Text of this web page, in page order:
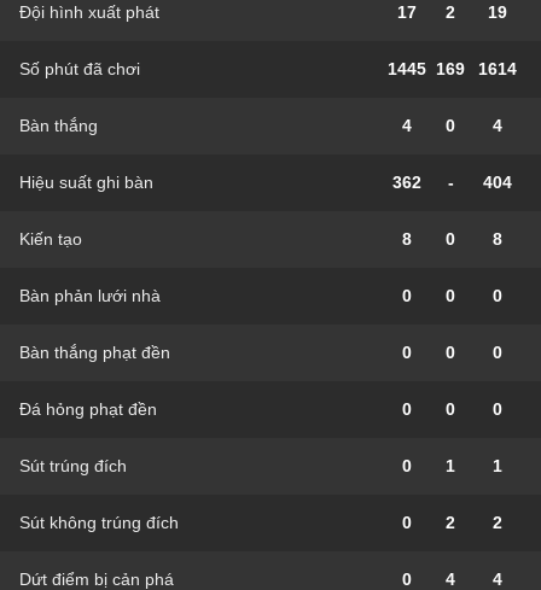
Đội hình xuất phát 17 2 19
Số phút đã chơi 1445 169 1614
Bàn thắng 4 0 4
Hiệu suất ghi bàn 362 - 404
Kiến tạo 8 0 8
Bàn phản lưới nhà 0 0 0
Bàn thắng phạt đền 0 0 0
Đá hỏng phạt đền 0 0 0
Sút trúng đích 0 1 1
Sút không trúng đích 0 2 2
Dứt điểm bị cản phá 0 4 4